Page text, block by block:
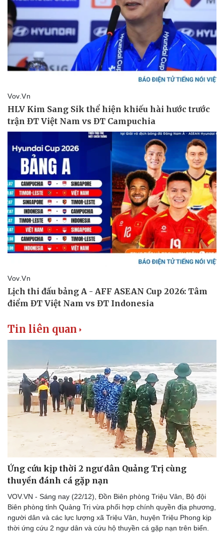
Tin liên quan
Ứng cứu kịp thời 2 ngư dân Quảng Trị cùng
thuyền đánh cá gặp nạn
VOV.VN - Sáng nay (22/12), Đồn Biên phòng Triệu Vân, Bộ đội
Biên phòng tỉnh Quảng Trị vừa phối hợp chính quyền địa phương,
người dân và các lực lượng xã Triệu Vân, huyện Triệu Phong kịp
thời ứng cứu 2 ngư dân và cứu hộ thuyền cá gặp nạn trên biển.